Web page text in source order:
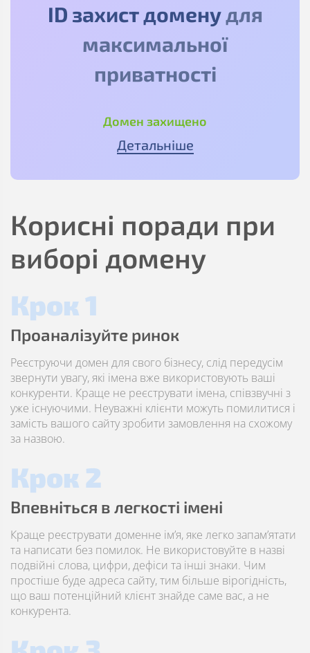
ID захист доменудля
максимальної
приватності
Домен захищено
Детальніше
Корисні поради при
виборі домену
Крок 1
Проаналізуйте ринок
Реєструючи домен для свого бізнесу, слід передусім
звернути увагу, які імена вже використовують ваші
конкуренти. Краще не реєструвати імена, співзвучні з
уже існуючими. Неуважні клієнти можуть помилитися і
замість вашого сайту зробити замовлення на схожому
за назвою.
Крок 2
Впевніться в легкості імені
Краще реєструвати доменне ім’я, яке легко запам’ятати
та написати без помилок. Не використовуйте в назві
подвійні слова, цифри, дефіси та інші знаки. Чим
простіше буде адреса сайту, тим більше вірогідність,
що ваш потенційний клієнт знайде саме вас, а не
конкурента.